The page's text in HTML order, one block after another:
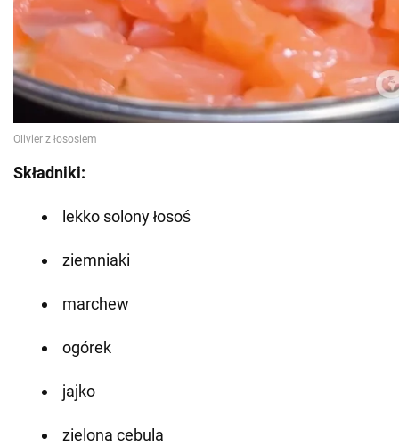
Składniki:
lekko solony łosoś
ziemniaki
marchew
ogórek
jajko
zielona cebula